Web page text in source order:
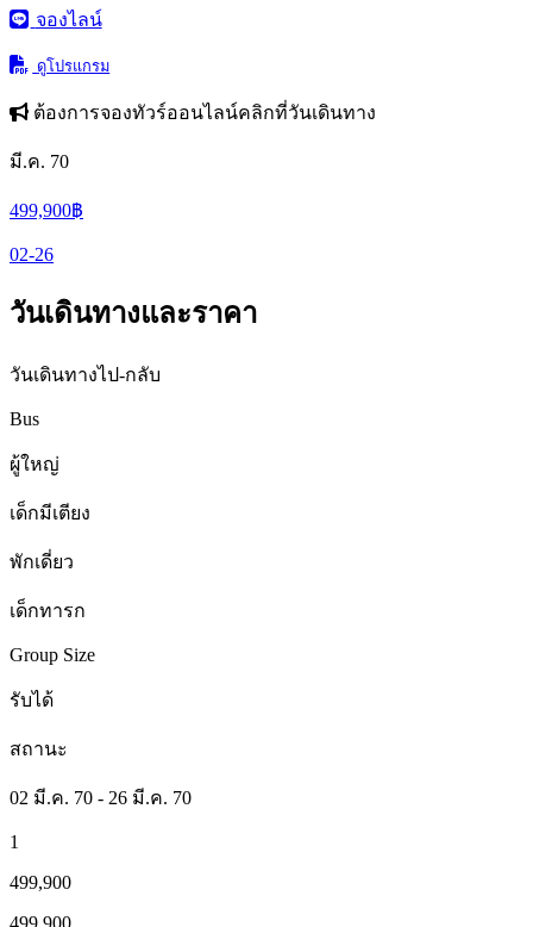
จองไลน์
ดูโปรแกรม
ต้องการจองทัวร์ออนไลน์คลิกที่วันเดินทาง
มี.ค. 70
499,900฿
02-26
วันเดินทางและราคา
วันเดินทางไป-กลับ
Bus
ผู้ใหญ่
เด็กมีเตียง
พักเดี่ยว
เด็กทารก
Group Size
รับได้
สถานะ
02 มี.ค. 70 - 26 มี.ค. 70
1
499,900
499,900